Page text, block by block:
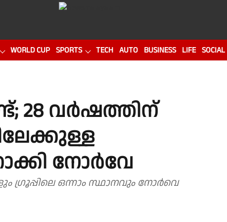
WORLD CUP SPORTS TECH AUTO BUSINESS LIFE SOCIAL
28 വർഷത്തിന്
നോർവേ
ഒന്നാം സ്ഥാനവും നോർവെ